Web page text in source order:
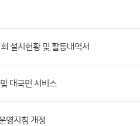
설치현황 및 활동내역서
대국민 서비스
영지침 개정